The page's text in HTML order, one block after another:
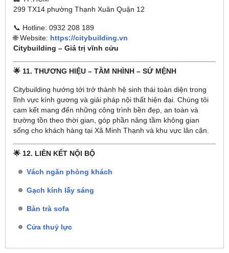
299 TX14 phường Thạnh Xuân Quận 12
📞 Hotline: 0932 208 189
🌐 Website: https://citybuilding.vn
Citybuilding – Giá trị vĩnh cửu
🌟 11. THƯƠNG HIỆU – TẦM NHÌNH – SỨ MỆNH
Citybuilding hướng tới trở thành hệ sinh thái toàn diện trong
lĩnh vực kính gương và giải pháp nội thất hiện đại. Chúng tôi
cam kết mang đến những công trình bền đẹp, an toàn và
trường tồn theo thời gian, góp phần nâng tầm không gian
sống cho khách hàng tại Xã Minh Thạnh và khu vực lân cận.
🌟 12. LIÊN KẾT NỘI BỘ
Vách ngăn phòng khách
Gạch kính lấy sáng
Bàn trà sofa
Cửa thuỷ lực